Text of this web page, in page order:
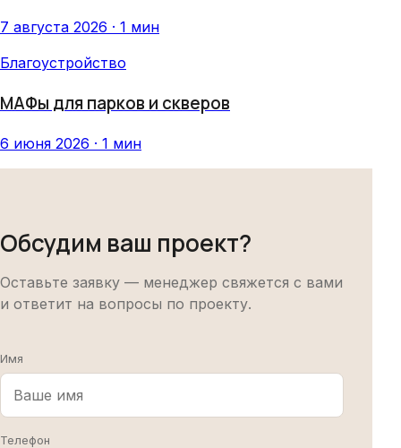
7 августа 2026 · 1 мин
Благоустройство
МАФы для парков и скверов
6 июня 2026 · 1 мин
Обсудим ваш проект?
Оставьте заявку — менеджер свяжется с вами
и ответит на вопросы по проекту.
Имя
Телефон